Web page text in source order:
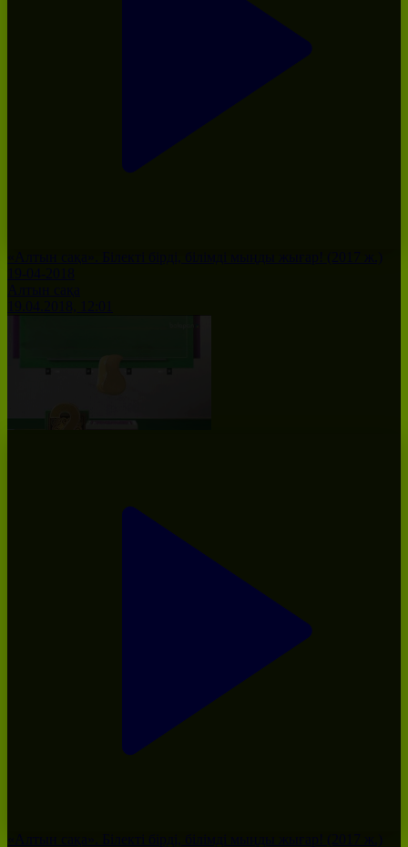
«Алтын сақа». Білекті бірді, білімді мыңды жығар! (2017 ж.)
19-04-2018
Алтын сақа
19.04.2018, 12:01
«Алтын сақа». Білекті бірді, білімді мыңды жығар! (2017 ж.)